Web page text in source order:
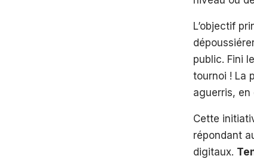
L’objectif
public. Fini
tournoi ! La
aguerris,
Cette
répondant
digitaux.